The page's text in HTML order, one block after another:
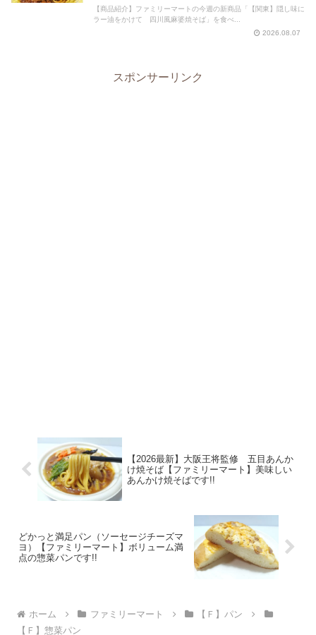
【商品紹介】ファミリーマートの今週の新商品「【関東】隠し味に
ラー油をかけて 四川風麻婆焼そば」を食べ...
2026.08.07
スポンサーリンク
【2026最新】大阪王将監修 五目あんか
け焼そば【ファミリーマート】美味しい
あんかけ焼そばです!!
どかっと満足パン（ソーセージチーズマ
ヨ）【ファミリーマート】ボリューム満
点の惣菜パンです!!
ホーム ファミリーマート
【Ｆ】パン
【Ｆ】惣菜パン